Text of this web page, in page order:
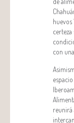
con
reunirá